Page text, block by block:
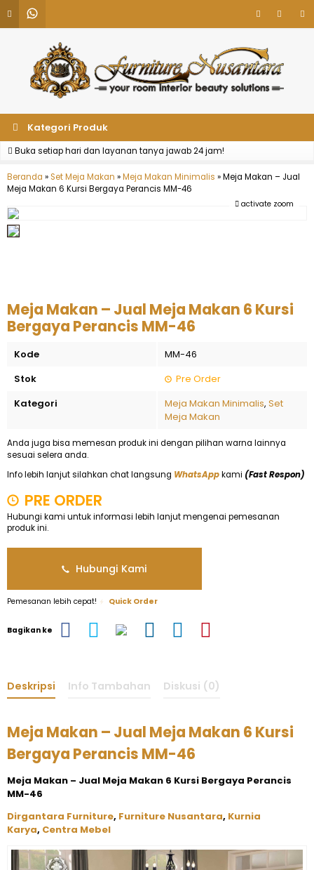
Kategori Produk
Buka setiap hari dan layanan tanya jawab 24 jam!
Beranda »Set Meja Makan »Meja Makan Minimalis »Meja Makan – Jual
Meja Makan 6 Kursi Bergaya Perancis MM-46
activate zoom
Meja Makan – Jual Meja Makan 6 Kursi
Bergaya Perancis MM-46
Kode
MM-46
Stok
Pre Order
Kategori
Meja Makan Minimalis, Set
Meja Makan
Anda juga bisa memesan produk ini dengan pilihan warna lainnya
sesuai selera anda.
Info lebih lanjut silahkan chat langsung WhatsAppkami (Fast Respon)
PRE ORDER
Hubungi kami untuk informasi lebih lanjut mengenai pemesanan
produk ini.
Hubungi Kami
Pemesanan lebih cepat! Quick Order
Bagikan ke
Deskripsi Info Tambahan Diskusi (0)
Meja Makan – Jual Meja Makan 6 Kursi
Bergaya Perancis MM-46
Meja Makan – Jual Meja Makan 6 Kursi Bergaya Perancis
MM-46
Dirgantara Furniture, Furniture Nusantara, Kurnia
Karya, Centra Mebel